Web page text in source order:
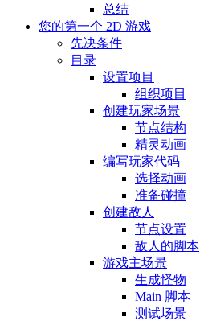
总结
您的第一个 2D 游戏
先决条件
目录
设置项目
组织项目
创建玩家场景
节点结构
精灵动画
编写玩家代码
选择动画
准备碰撞
创建敌人
节点设置
敌人的脚本
游戏主场景
生成怪物
Main 脚本
测试场景